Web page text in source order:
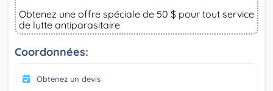
Obtenez une offre spéciale de 50 $ pour tout service
de lutte antiparasitaire
Coordonnées:
Obtenez un devis